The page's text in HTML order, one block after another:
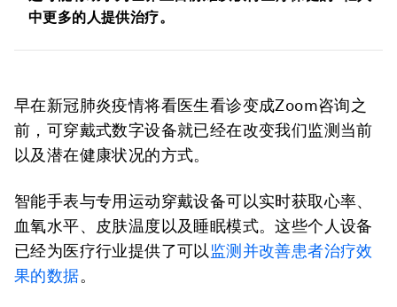
中更多的人提供治疗。
早在新冠肺炎疫情将看医生看诊变成Zoom咨询之
前，可穿戴式数字设备就已经在改变我们监测当前
以及潜在健康状况的方式。
智能手表与专用运动穿戴设备可以实时获取心率、
血氧水平、皮肤温度以及睡眠模式。这些个人设备
已经为医疗行业提供了可以 监测并改善患者治疗效
果的数据。